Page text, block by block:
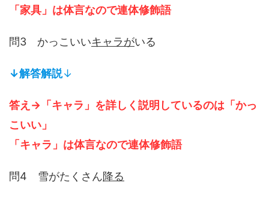
「家具」は体言なので連体修飾語
問3 かっこいいキャラがいる
↓解答解説↓
答え→「キャラ」を詳しく説明しているのは「かっ
こいい」
「キャラ」は体言なので連体修飾語
問4 雪がたくさん降る